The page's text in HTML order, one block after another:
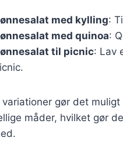
med kylling:
med quinoa:
til picnic: Lav
variationer gør det
måder, hvilket gør